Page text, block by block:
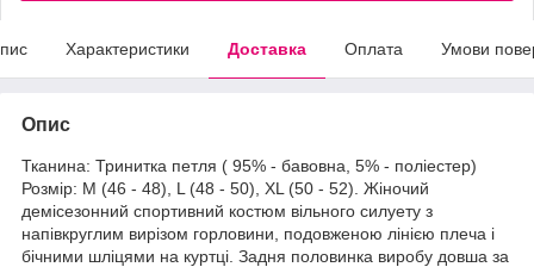
Характеристики Доставка Оплата Умови
Опис
Тканина: Тринитка петля ( 95% - бавовна, 5% - поліестер)
Розмір: M (46 - 48), L (48 - 50), XL (50 - 52). Жіночий
демісезонний спортивний костюм вільного силуету з
напівкруглим вирізом горловини, подовженою лінією плеча і
бічними шліцями на куртці. Задня половинка виробу довша за